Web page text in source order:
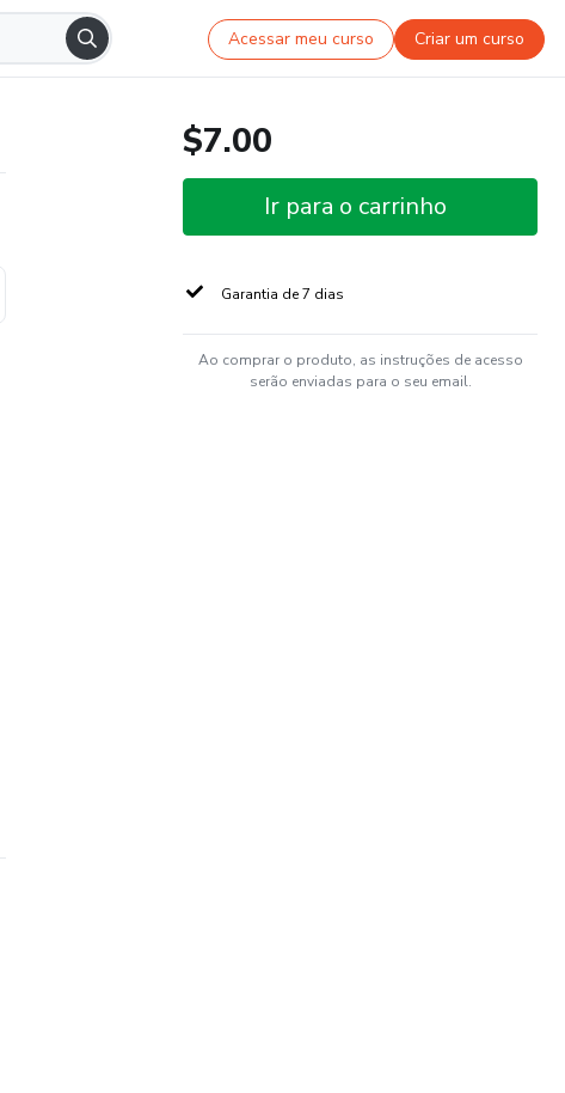
Acessar meu curso Criar um curso
$7.00
Ir para o carrinho
Garantia de 7 dias
Ao comprar o produto, as instruções de acesso
serão enviadas para o seu email.